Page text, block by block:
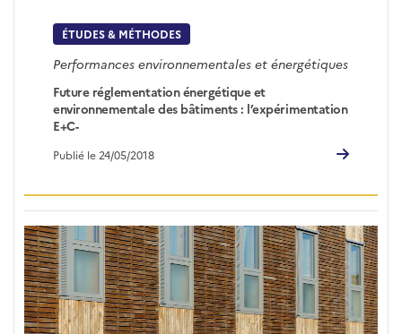
ÉTUDES & MÉTHODES
Performances environnementales et énergétiques
Future réglementation énergétique et
environnementale des bâtiments : l’expérimentation
E+C-
Publié le 24/05/2018